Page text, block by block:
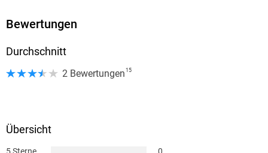
"Dora Heldt hat ein Talent dafür, den Leser mit ihren
//Schwäbische Zeitung//\\\\
"Munter erzählt Autorin Heldt von kleinen Missgeschicken
und Begegnungen, türmt Lügengebäude auf, die sich in
Bewertungen
Durchschnitt
2 Bewertungen 15
Übersicht
5 Sterne
0